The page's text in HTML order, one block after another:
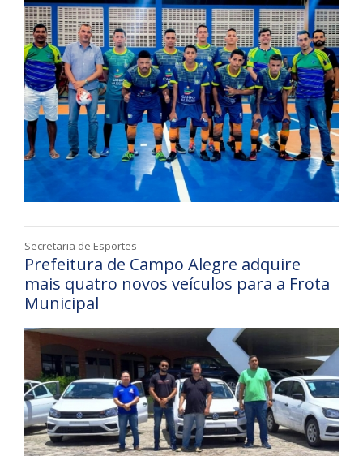
Secretaria de Esportes
Prefeitura de Campo Alegre adquire
mais quatro novos veículos para a Frota
Municipal